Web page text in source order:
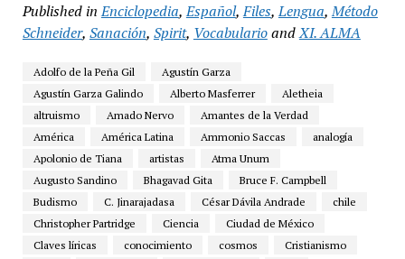
Published in Enciclopedia,Español,Files,Lengua,Método
Schneider, Sanación, Spirit, VocabularioandXI. ALMA
Adolfo de la Peña Gil
Agustín Garza
Agustín Garza Galindo
Alberto Masferrer
Aletheia
altruismo
Amado Nervo
Amantes de la Verdad
América
América Latina Ammonio Saccas
analogía
Apolonio de Tiana
artistas
Atma Unum
Augusto Sandino
Bhagavad Gita
Bruce F. Campbell
Budismo
C. Jinarajadasa César Dávila Andrade
chile
Christopher Partridge
Ciencia
Ciudad de México
Claves líricas
conocimiento cosmos
Cristianismo